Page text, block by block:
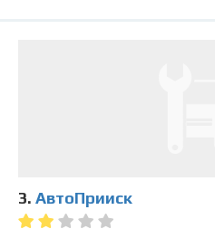
3. АвтоПрииск